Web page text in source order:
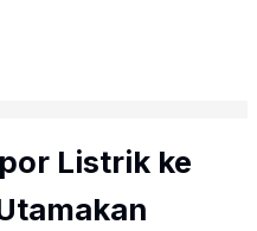
Listrik ke